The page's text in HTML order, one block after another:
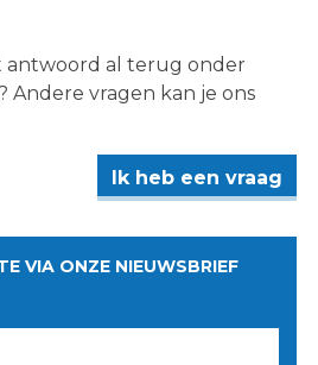
antwoord al terug onder
Andere vragen kan je ons
Ik heb een vraag
VIA ONZE NIEUWSBRIEF